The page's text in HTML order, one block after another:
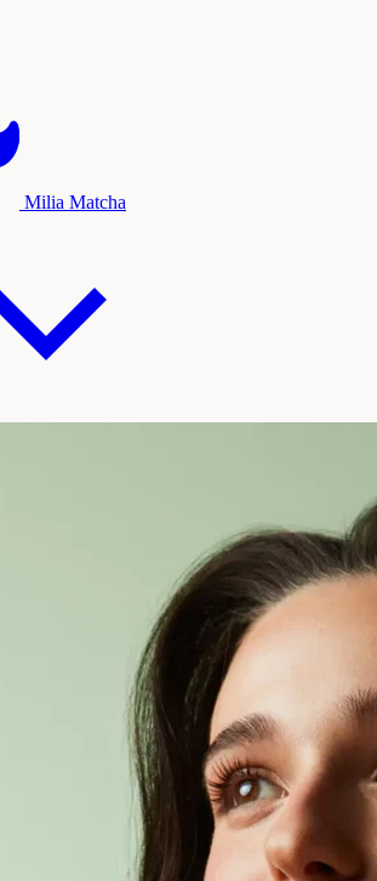
Milia Matcha